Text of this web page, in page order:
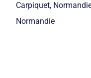
Carpiquet,
Normandie